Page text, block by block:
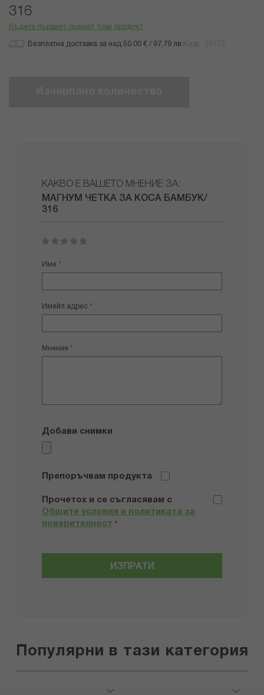
галерия
със
316
Бъдете първият оценил този продукт
Безплатна доставка за над 50.00 € / 97,79 лв.
КАКВО Е ВАШЕТО МНЕНИЕ ЗА:
МАГНУМ ЧЕТКА ЗА КОСА БАМБУК/
316
star
stars
stars
stars
stars
Име
Имейл адрес
Мнение
Добави снимки
Препоръчвам продукта
Прочетох и се съгласявам с
Общите условия и политиката за
поверителност *
ИЗПРАТИ
Популярни в тази категория